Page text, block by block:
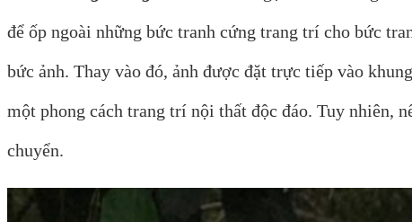
để ốp ngoài những bức tranh cứng trang trí cho bức
bức ảnh. Thay vào đó, ảnh được đặt trực tiếp vào
một phong cách trang trí nội thất độc đáo. Tuy nhiên,
chuyển.